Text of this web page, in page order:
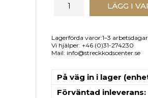
LÄGG I
Lagerförda varor:1–3 arbetsdagar
Vi hjälper: +46 (0)31-274230
Mail: info@streckkodscenter.se
På väg in i lager
Förväntad inleverans